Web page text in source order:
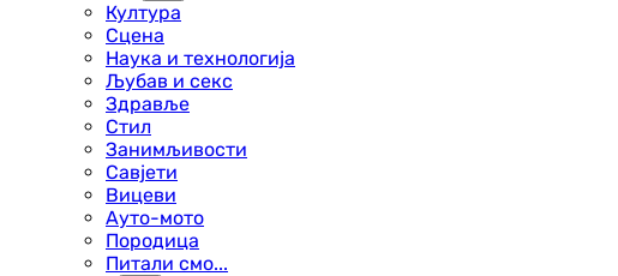
Култура
Сцена
Наука и технологија
Љубав и секс
Здравље
Стил
Занимљивости
Савјети
Вицеви
Ауто-мото
Породица
Питали смо...